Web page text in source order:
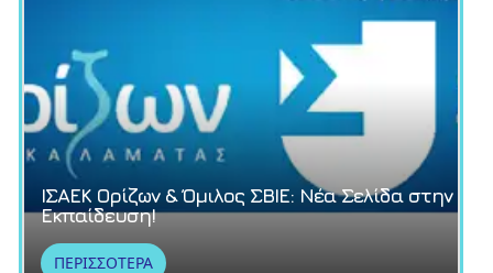
ΙΣΑΕΚ Ορίζων & Όμιλος ΣΒΙΕ: Νέα Σελίδα στην
Εκπαίδευση!
ΠΕΡΙΣΣΟΤΕΡΑ